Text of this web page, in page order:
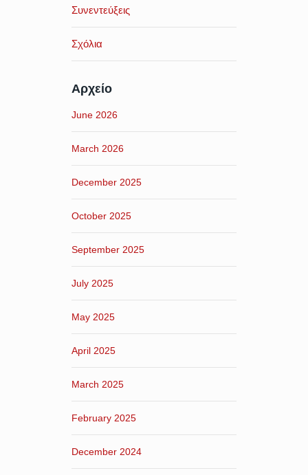
Συνεντεύξεις
Σχόλια
Αρχείο
June 2026
March 2026
December 2025
October 2025
September 2025
July 2025
May 2025
April 2025
March 2025
February 2025
December 2024